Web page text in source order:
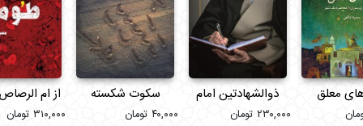
معلق ذوالشهادتین امام
۲۳۰,۰۰۰ تومان
سکوت شکسته
۴۰,۰۰۰ تومان
از ام
طومان ۳۱۰,۰۰۰ تومان